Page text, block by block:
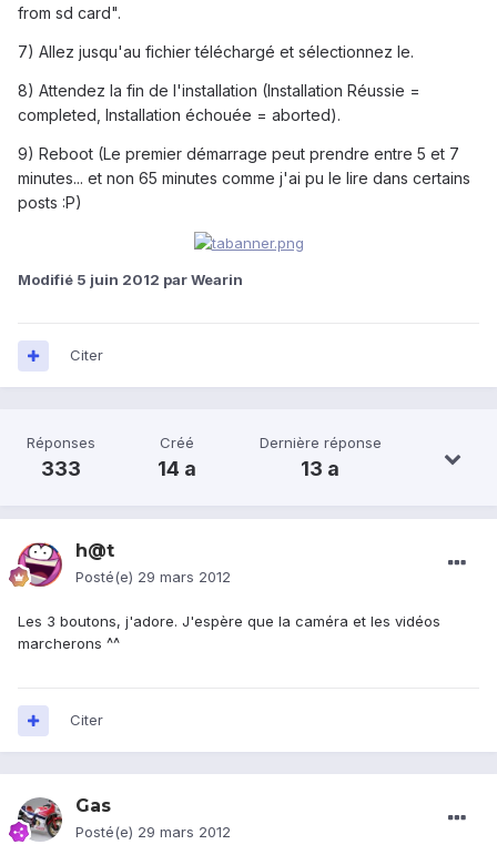
from sd card".
7) Allez jusqu'au fichier téléchargé et sélectionnez le.
8) Attendez la fin de l'installation (Installation Réussie =
completed, Installation échouée = aborted).
9) Reboot (Le premier démarrage peut prendre entre 5 et 7
minutes... et non 65 minutes comme j'ai pu le lire dans certains
posts :P)
Modifié 5 juin 2012 par Wearin
Citer
Réponses
333
Créé
14 a
Dernière réponse
13 a
h@t
Posté(e) 29 mars 2012
Les 3 boutons, j'adore. J'espère que la caméra et les vidéos
marcherons ^^
Citer
Gas
Posté(e) 29 mars 2012